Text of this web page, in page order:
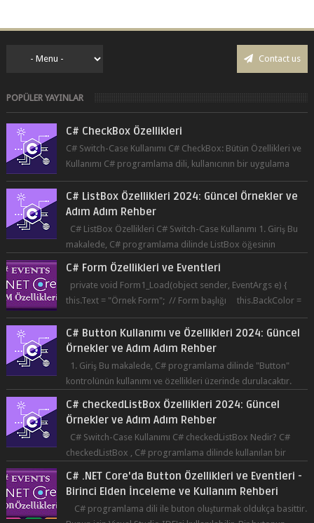
C# Switch-Case Kullanımı C# CheckBox: Bütün Özellikleri ve
Kullanımı C# programlama dili, kullanıcının bir uygulama
üzerinde seçim yapma...
C# ListBox Özellikleri 2024: Güncel Örnekler ve
Adım Adım Rehber
makalede, C# programlama dilinde ListBox öğesinin
özelliklerine ve kullanımına...
C# Form Özellikleri ve Eventleri
private void Form1_Load(object sender, EventArgs e) {
this.Text = "Örnek Form"; // Form başlığı this.BackColor =
Co...
C# Button Kullanımı ve Özellikleri 2024: Güncel
Örnekler ve Adım Adım Rehber
kontrolünün kullanımı ve özellikleri üzerinde durulacaktır.
Button, bir ku...
C# checkedListBox Özellikleri 2024: Güncel
Örnekler ve Adım Adım Rehber
C# Switch-Case Kullanımı C# checkedListBox Nedir? C#
checkedListBox , C# programlama dilinde kullanılan bir
bileşendir. checkedListBox, ku...
C# .NET Core'da Button Özellikleri ve Eventleri -
Birinci Elden İnceleme ve Kullanım Rehberi
C# programlama dili ile buton oluşturmak oldukça basittir.
Bunun için Visual Studio IDE'si kullanılabilir. Bir butonun
tıklanma olay...
C# TextBox Kullanımı ve Özellikleri 2024: Güncel
Örnekler ve Adım Adım Rehber